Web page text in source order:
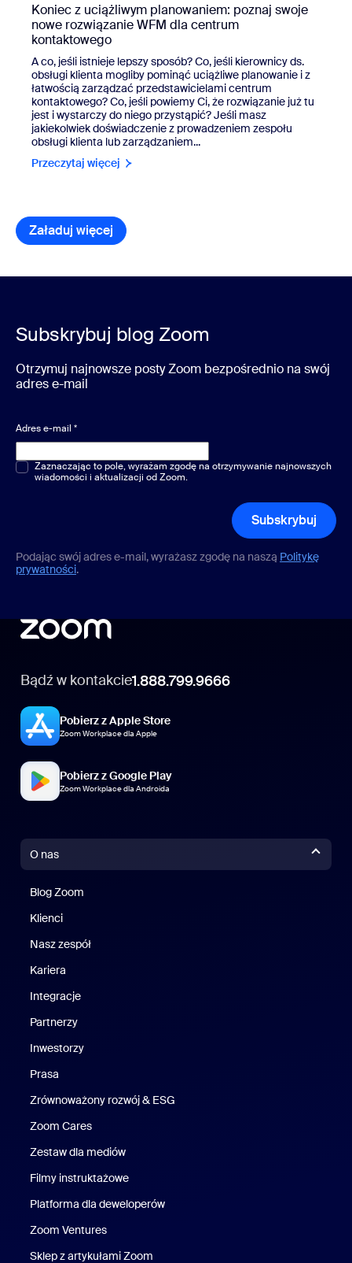
Koniec z uciążliwym planowaniem: poznaj swoje
nowe rozwiązanie WFM dla centrum
kontaktowego
A co, jeśli istnieje lepszy sposób? Co, jeśli kierownicy ds.
obsługi klienta mogliby pominąć uciążliwe planowanie i z
łatwością zarządzać przedstawicielami centrum
kontaktowego? Co, jeśli powiemy Ci, że rozwiązanie już tu
jest i wystarczy do niego przystąpić? Jeśli masz
jakiekolwiek doświadczenie z prowadzeniem zespołu
obsługi klienta lub zarządzaniem...
Przeczytaj więcej
Załaduj więcej pozycje w bibliotece zasobów
Subskrybuj blog Zoom
Otrzymuj najnowsze posty Zoom bezpośrednio na swój
adres e-mail
Adres e-mail *
Pytania jednokrotnego lub wielokrotnego wyboru*
Zaznaczając to pole, wyrażam zgodę na otrzymywanie najnowszych
wiadomości i aktualizacji od Zoom.
Subskrybuj
Podając swój adres e-mail, wyrażasz zgodę na naszą Politykę
prywatności.
Bądź w kontakcie1.888.799.9666
Pobierz z Apple Store
Zoom Workplace dla Apple
Pobierz z Google Play
Zoom Workplace dla Androida
O nas
Blog Zoom
Klienci
Nasz zespół
Kariera
Integracje
Partnerzy
Inwestorzy
Prasa
Zrównoważony rozwój & ESG
Zoom Cares
Zestaw dla mediów
Filmy instruktażowe
Platforma dla deweloperów
Zoom Ventures
Sklep z artykułami Zoom